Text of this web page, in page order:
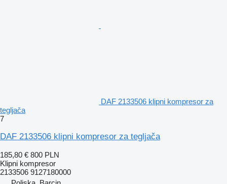
DAF 2133506 klipni kompresor za
tegljača
7
DAF 2133506 klipni kompresor za tegljača
185,80 € 800 PLN
Klipni kompresor
2133506 9127180000